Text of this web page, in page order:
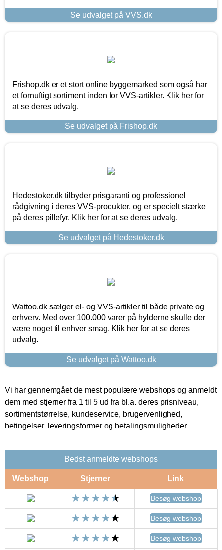
Se udvalget på VVS.dk
Frishop.dk er et stort online byggemarked som også har
et fornuftigt sortiment inden for VVS-artikler. Klik her for
at se deres udvalg.
Se udvalget på Frishop.dk
Hedestoker.dk tilbyder prisgaranti og professionel
rådgivning i deres VVS-produkter, og er specielt stærke
på deres pillefyr. Klik her for at se deres udvalg.
Se udvalget på Hedestoker.dk
Wattoo.dk sælger el- og VVS-artikler til både private og
erhverv. Med over 100.000 varer på hylderne skulle der
være noget til enhver smag. Klik her for at se deres
udvalg.
Se udvalget på Wattoo.dk
Vi har gennemgået de mest populære webshops og anmeldt
dem med stjerner fra 1 til 5 ud fra bl.a. deres prisniveau,
sortimentstørrelse, kundeservice, brugervenlighed,
betingelser, leveringsformer og betalingsmuligheder.
Bedst anmeldte webshops
Webshop Stjerner Link
Besøg webshop
Besøg webshop
Besøg webshop